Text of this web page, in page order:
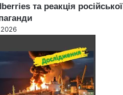
та реакція російської